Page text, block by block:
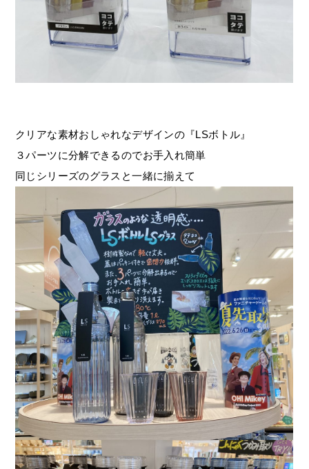
クリアな素材おしゃれなデザインの『LSボトル』
３パーツに分解できるのでお手入れ簡単
同じシリーズのグラスと一緒に揃えて